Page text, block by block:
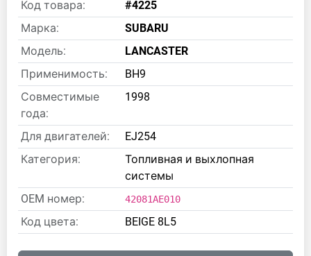
Код товара:
#4225
Марка:
SUBARU
Модель:
LANCASTER
Применимость:
BH9
Совместимые
года:
1998
Для двигателей:
EJ254
Категория:
Топливная и выхлопная
системы
OEM номер:
42081AE010
Код цвета: BEIGE 8L5